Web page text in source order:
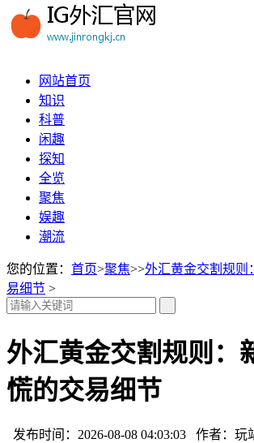
网站首页
知识
科普
闲趣
探知
全览
聚焦
娱趣
潮流
您的位置： 首页>聚焦>>外汇黄金交割规则
易细节 >
外汇黄金交割规则：
慌的交易细节
发布时间：2026-08-08 04:03:03 作者：玩